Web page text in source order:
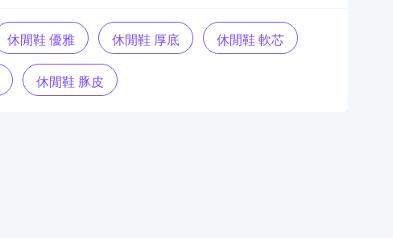
休閒鞋 優雅 休閒鞋 厚底 休閒鞋 軟芯
休閒鞋 豚皮